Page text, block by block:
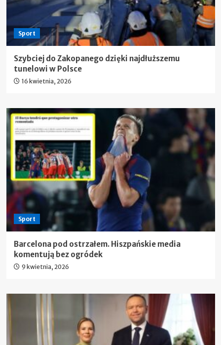
Sport
Szybciej do Zakopanego dzięki najdłuższemu
tunelowi w Polsce
16 kwietnia, 2026
Sport
Barcelona pod ostrzałem. Hiszpańskie media
komentują bez ogródek
9 kwietnia, 2026